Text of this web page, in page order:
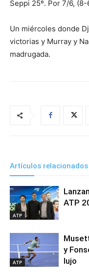
Seppi 25º. Por 7/6, (8-
Un miércoles donde
victorias y Murray y
madrugada.
Artículos relacionados
ATP
ATP
ATP
y
lujo